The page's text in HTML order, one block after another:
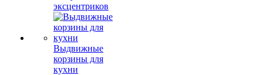
эксцентриков
Выдвижные
корзины для
кухни